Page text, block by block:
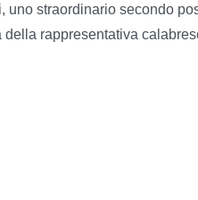
uno straordinario secondo
rappresentativa